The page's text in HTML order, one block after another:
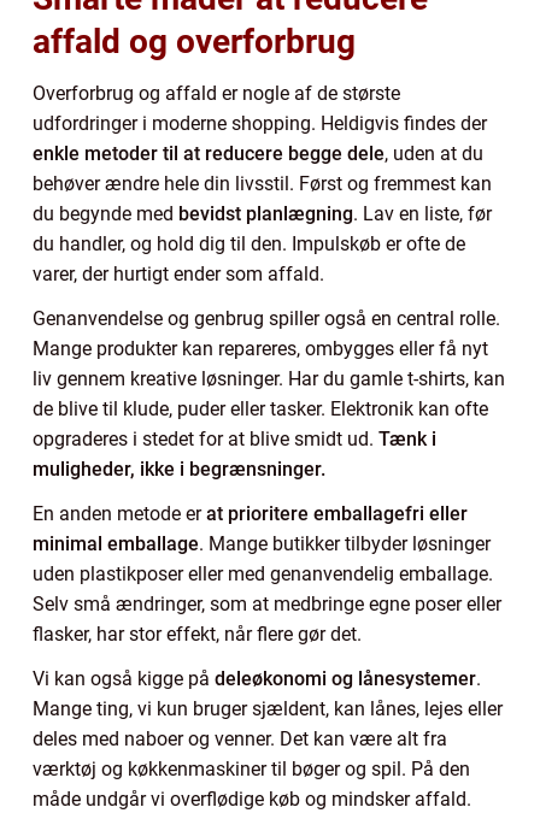
affald og overforbrug
Overforbrug og affald er nogle af de største
udfordringer i moderne shopping. Heldigvis findes der
enkle metoder til at reducere begge dele, uden at du
behøver ændre hele din livsstil. Først og fremmest kan
du begynde med bevidst planlægning. Lav en liste, før
du handler, og hold dig til den. Impulskøb er ofte de
varer, der hurtigt ender som affald.
Genanvendelse og genbrug spiller også en central rolle.
Mange produkter kan repareres, ombygges eller få nyt
liv gennem kreative løsninger. Har du gamle t-shirts, kan
de blive til klude, puder eller tasker. Elektronik kan ofte
opgraderes i stedet for at blive smidt ud. Tænk i
muligheder, ikke i begrænsninger.
En anden metode erat prioritere emballagefri eller
minimal emballage. Mange butikker tilbyder løsninger
uden plastikposer eller med genanvendelig emballage.
Selv små ændringer, som at medbringe egne poser eller
flasker, har stor effekt, når flere gør det.
Vi kan også kigge på deleøkonomi og lånesystemer.
Mange ting, vi kun bruger sjældent, kan lånes, lejes eller
deles med naboer og venner. Det kan være alt fra
værktøj og køkkenmaskiner til bøger og spil. På den
måde undgår vi overflødige køb og mindsker affald.